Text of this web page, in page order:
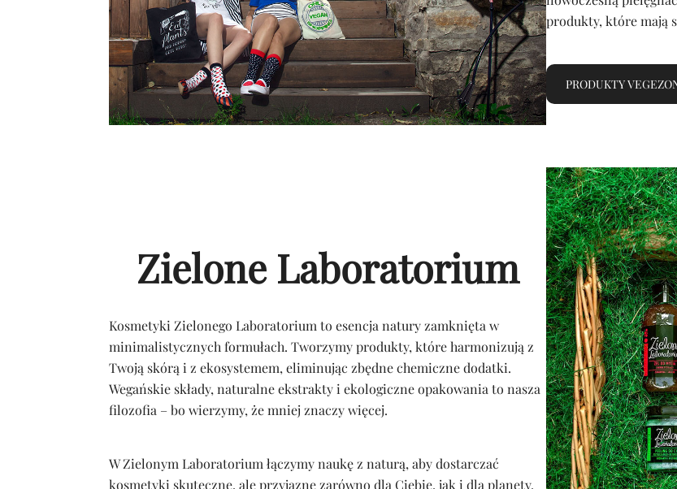
produkty, które mają
PRODUKTY
Zielone Laboratorium
Kosmetyki Zielonego Laboratorium to esencja natury zamknięta w
minimalistycznych formułach. Tworzymy produkty, które harmonizują z
Twoją skórą i z ekosystemem, eliminując zbędne chemiczne dodatki.
Wegańskie składy, naturalne ekstrakty i ekologiczne opakowania to nasza
filozofia – bo wierzymy, że mniej znaczy więcej.
W Zielonym Laboratorium łączymy naukę z naturą, aby dostarczać
kosmetyki skuteczne, ale przyjazne zarówno dla Ciebie, jak i dla planety.